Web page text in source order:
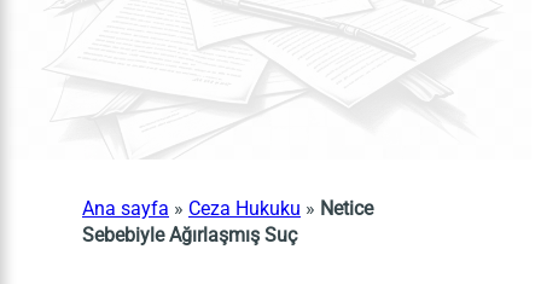
Ana sayfa » Ceza Hukuku » Netice
Sebebiyle Ağırlaşmış Suç